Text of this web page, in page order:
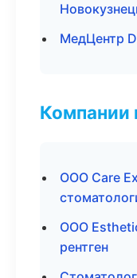
МедЦентр
Компании
ООО Care
ООО
рентген